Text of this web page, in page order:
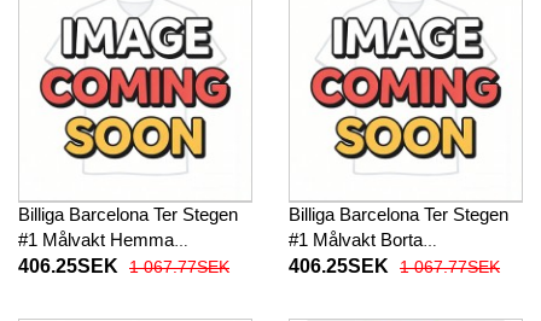
Billiga Barcelona Ter Stegen
#1 Målvakt Hemma
fotbollskläder 2025-26
406.25SEK 1 067.77SEK
Billiga Barcelona Ter Stegen
#1 Målvakt Borta
fotbollskläder 2025-26
406.25SEK 1 067.77SEK